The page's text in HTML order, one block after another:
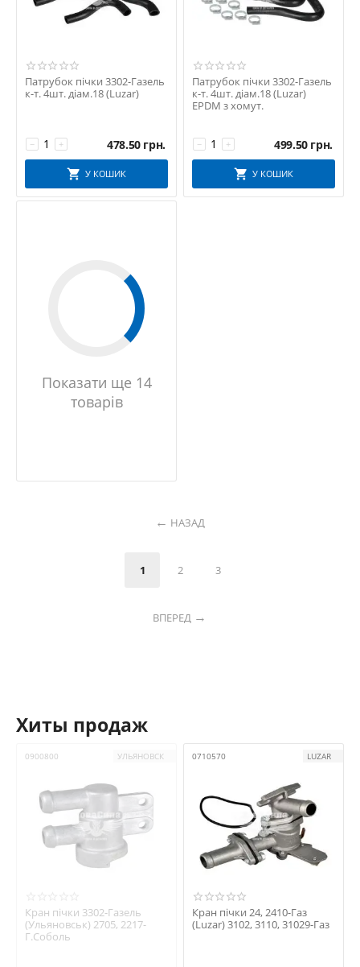
Патрубок пічки 3302-Газель
к-т. 4шт. діам.18 (Luzar)
+
− 478.50 грн.
У КОШИК
Патрубок пічки 3302-Газель
к-т. 4шт. діам.18 (Luzar)
EPDM з хомут.
+
− 499.50 грн.
У КОШИК
Показати ще 14
товарів
НАЗАД
1 2 3
ВПЕРЕД
Хиты продаж
0900800 УЛЬЯНОВСК
Кран пічки 3302-Газель
(Ульяновськ) 2705, 2217-
Г.Соболь
0710570 LUZAR
Кран пічки 24, 2410-Газ
(Luzar) 3102, 3110, 31029-Газ